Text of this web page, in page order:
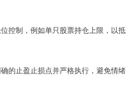
控制，例如单只股票持仓上限，以抵
的止盈止损点并严格执行，避免情绪